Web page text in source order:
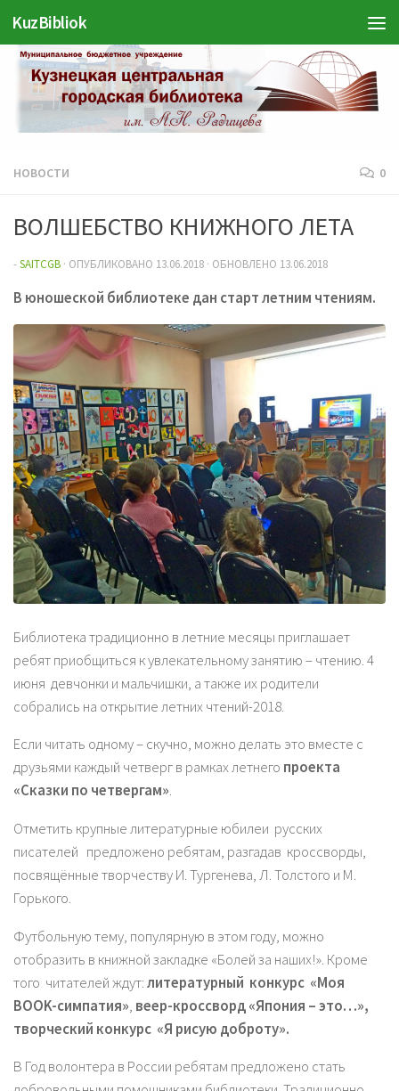
Перейти к содержимому
KuzBibliok
НОВОСТИ 0
ВОЛШЕБСТВО КНИЖНОГО ЛЕТА
-SAITCGB · ОПУБЛИКОВАНО 13.06.2018 · ОБНОВЛЕНО 13.06.2018
В юношеской библиотеке дан старт летним чтениям.
Библиотека традиционно в летние месяцы приглашает
ребят приобщиться к увлекательному занятию – чтению. 4
июня девчонки и мальчишки, а также их родители
собрались на открытие летних чтений-2018.
Если читать одному – скучно, можно делать это вместе с
друзьями каждый четверг в рамках летнего проекта
«Сказки по четвергам».
Отметить крупные литературные юбилеи русских
писателей предложено ребятам, разгадав кроссворды,
посвящённые творчеству И. Тургенева, Л. Толстого и М.
Горького.
Футбольную тему, популярную в этом году, можно
отобразить в книжной закладке «Болей за наших!». Кроме
того читателей ждут:литературный конкурс «Моя
BOOK-симпатия», веер-кроссворд «Япония – это…»,
творческий конкурс «Я рисую доброту».
В Год волонтера в России ребятам предложено стать